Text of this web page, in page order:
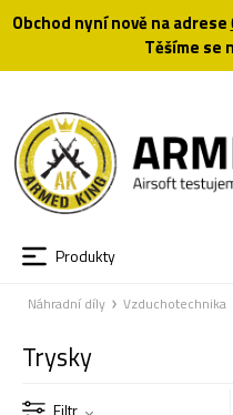
Obchod nyní nově na adrese
Těšíme se
Produkty
Náhradní díly Vzduchotechnika
Trysky
Filtr